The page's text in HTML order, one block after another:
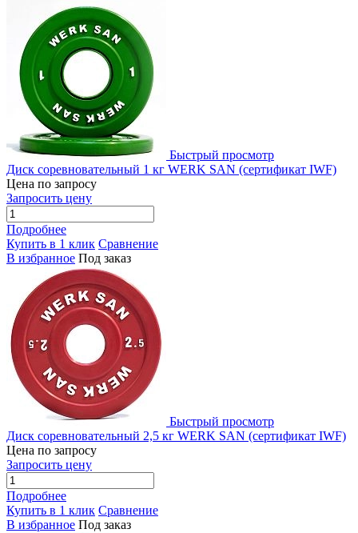
Быстрый просмотр
Диск соревновательный 1 кг WERK SAN (сертификат IWF)
Цена по запросу
Запросить цену
Подробнее
Купить в 1 клик Сравнение
В избранное Под заказ
Быстрый просмотр
Диск соревновательный 2,5 кг WERK SAN (сертификат IWF)
Цена по запросу
Запросить цену
Подробнее
Купить в 1 клик Сравнение
В избранное Под заказ